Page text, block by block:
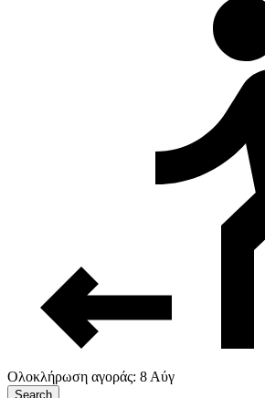
Ολοκλήρωση αγοράς: 8 Αύγ
Search